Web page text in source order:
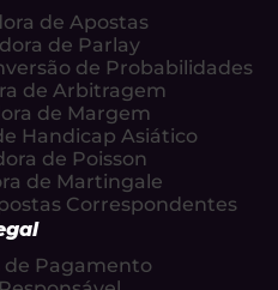
de Apostas
de Parlay
de Probabilidades
de Arbitragem
de Margem
Handicap Asiático
de Poisson
de Martingale
Correspondentes
de Pagamento